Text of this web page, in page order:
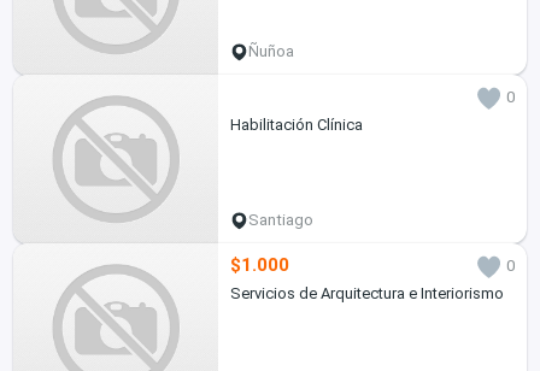
Ñuñoa
0
Habilitación Clínica
Santiago
$1.000
0
Servicios de Arquitectura e Interiorismo